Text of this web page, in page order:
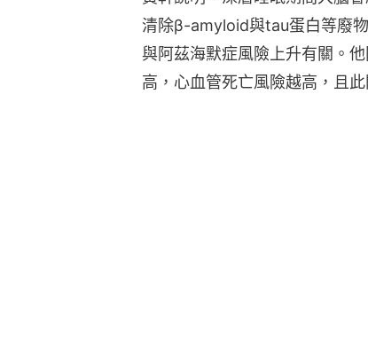
清除β-amyloid與tau蛋白等廢
與阿茲海默症風險上升有關。
高，心血管死亡風險越高，且